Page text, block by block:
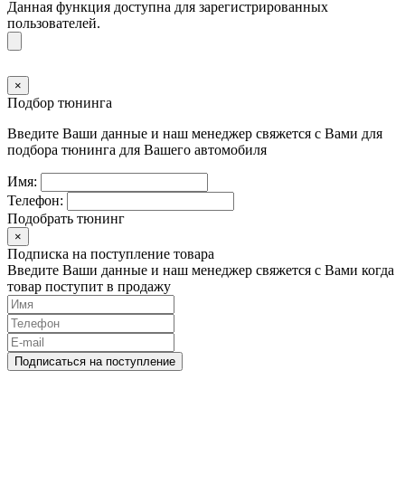
Данная функция доступна для зарегистрированных
пользователей.
×
Подбор тюнинга
Введите Ваши данные и наш менеджер свяжется с Вами для
подбора тюнинга для Вашего автомобиля
Имя:
Телефон:
Подобрать тюнинг
×
Подписка на поступление товара
Введите Ваши данные и наш менеджер свяжется с Вами когда
товар поступит в продажу